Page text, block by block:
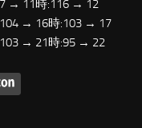
→ 11時:116 → 12
→ 16時:103 → 17
→ 21時:95 → 22